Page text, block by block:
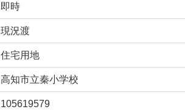
即時
現況渡
住宅用地
高知市立秦小学校
105619579